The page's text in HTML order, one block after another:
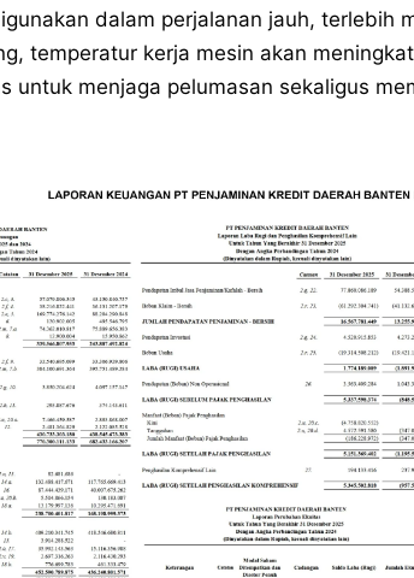
dalam perjalanan jauh, terlebih
temperatur kerja mesin akan
untuk menjaga pelumasan sekaligus